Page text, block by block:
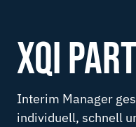
XQI
Interim Manager
individuell, schnell